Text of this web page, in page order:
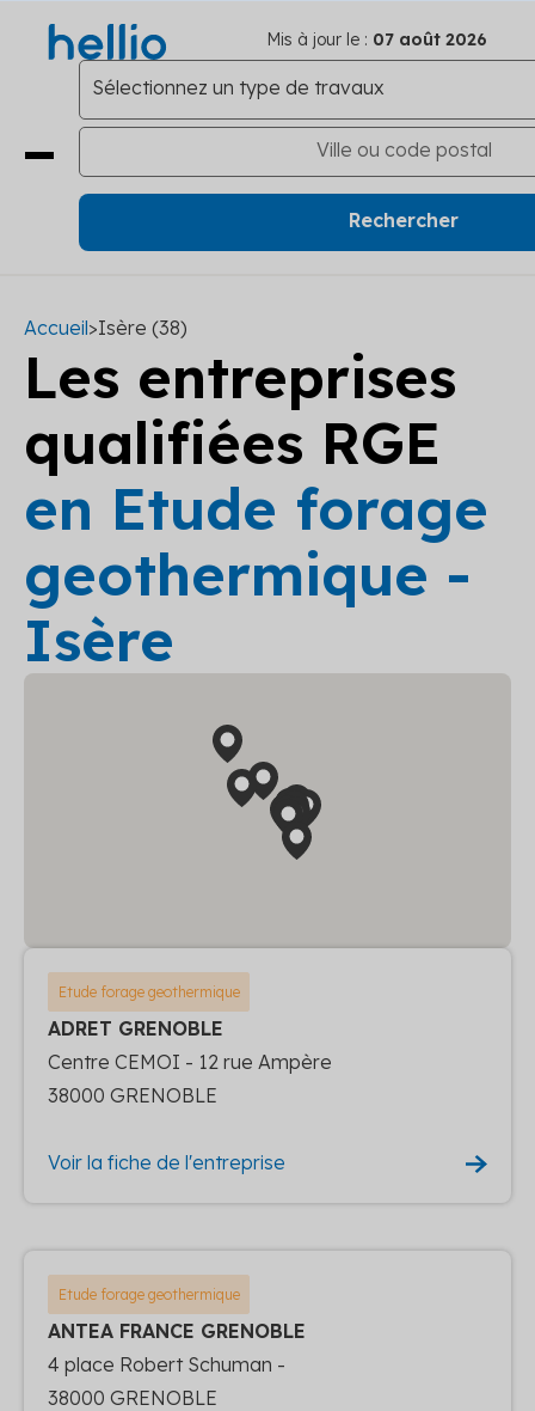
Mis à jour le : 07 août 2026
Accueil>Isère (38)
Les entreprises
qualifiées RGE
en Etude forage
geothermique -
Isère
Etude forage geothermique
ADRET GRENOBLE
Centre CEMOI - 12 rue Ampère
38000 GRENOBLE
Voir la fiche de l'entreprise
Etude forage geothermique
ANTEA FRANCE GRENOBLE
4 place Robert Schuman -
38000 GRENOBLE